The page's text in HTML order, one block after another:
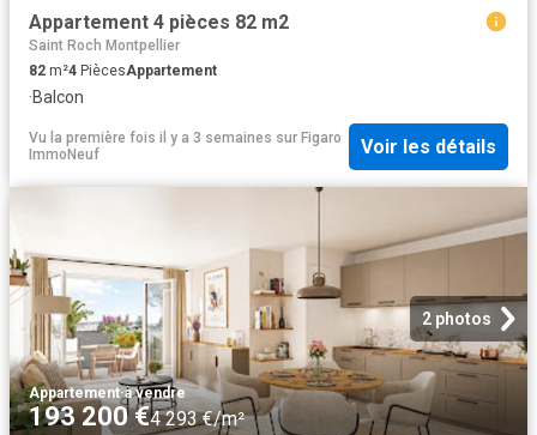
Appartement 4 pièces 82 m2
Saint Roch Montpellier
82 m²4 PiècesAppartement
·Balcon
Vu la première fois il y a 3 semaines sur Figaro
ImmoNeuf
Voir les détails
2 photos
Appartement·à vendre
193 200 €4 293 €/m²